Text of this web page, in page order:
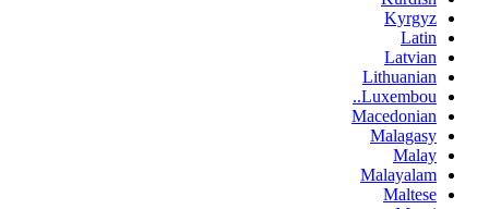
Kyrgyz
Latin
Latvian
Lithuanian
Luxembou..
Macedonian
Malagasy
Malay
Malayalam
Maltese